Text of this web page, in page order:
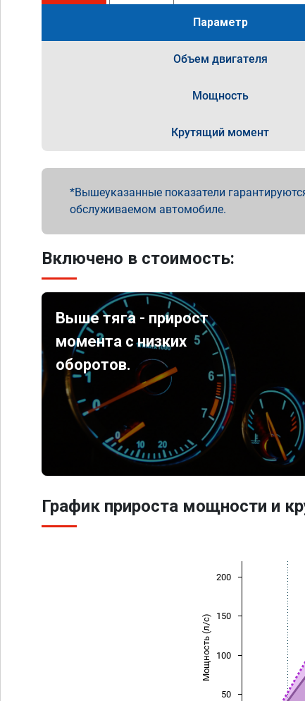
Параметр
Объем двигателя
Мощность
Крутящий момент
Вышеуказанные показатели
обслуживаемом автомобиле.
Включено в стоимость:
Выше тяга - прирост
момента с низких
оборотов.
График прироста мощности и
Мощность (л/с)
50
100
150
200